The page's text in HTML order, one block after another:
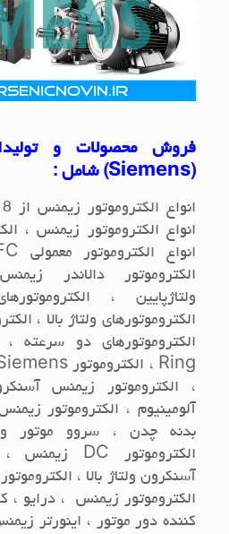
فروش محصولات و
(
Siemens) شامل :
انواع الکتروموتور زیمنس ،
انواع الکتروموتور معمولی
الکتروموتور دالاندر
ولتاژپایین ،
الکتروموتورهای ولتاژ بالا ،
الکتروموتورهای دو سرعته ،
Ring ، الکتروموتور
، الکتروموتور زیمنس
آلومینیوم ، الکتروموتور
بدنه چدن ، سروو موتور
الکتروموتور DC زیمنس ،
آسنکرون ولتاژ بالا ،
الکتروموتور زیمنس ، درایو ،
کننده دور موتور ، اینورتر